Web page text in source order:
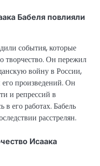
Бабеля повлияли
события, которые
творчество. Он пережил
войну в России,
произведений. Он
и репрессий в
в его работах. Бабель
расстрелян.
Исаака